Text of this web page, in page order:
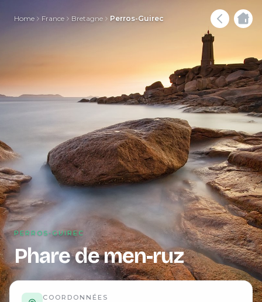
Home France Bretagne Perros-Guirec
PERROS-GUIREC
Phare de men-ruz
COORDONNÉES